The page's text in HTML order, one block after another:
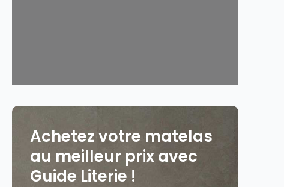
Achetez votre matelas
au meilleur prix avec
Guide Literie !